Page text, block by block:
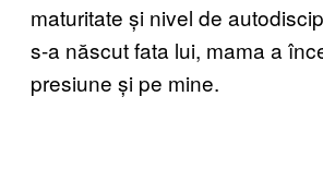
maturitate și nivel de
s-a născut fata lui, mama a
presiune și pe mine.